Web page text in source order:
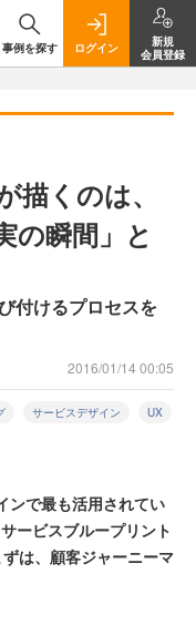
事例を探す ログイン
新規
会員登録
描くのは、
の瞬間」と
付けるプロセスを
2016/01/14 00:05
サービスデザイン UX
ンで最も活用されてい
ービスブループリント
は、顧客ジャーニーマ